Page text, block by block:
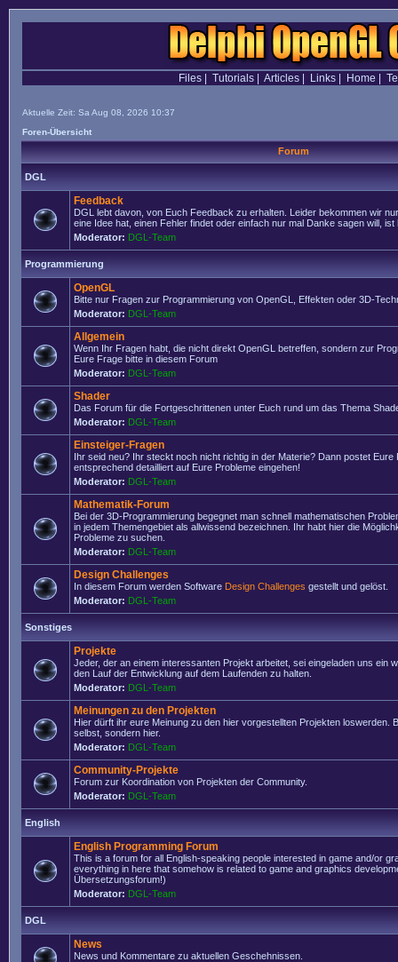
Files| Tutorials| Articles| Links| Home
Aktuelle Zeit: Sa Aug 08, 2026 10:37
Foren-Übersicht
Forum
DGL
Feedback
DGL lebt davon, von Euch Feedback zu erhalten. Leider bekommen wir
eine Idee hat, einen Fehler findet oder einfach nur mal Danke sagen will, ist
Moderator: DGL-Team
Programmierung
OpenGL
Bitte nur Fragen zur Programmierung von OpenGL, Effekten oder 3D-
Moderator: DGL-Team
Allgemein
Wenn Ihr Fragen habt, die nicht direkt OpenGL betreffen, sondern zur
Eure Frage bitte in diesem Forum
Moderator: DGL-Team
Shader
Das Forum für die Fortgeschrittenen unter Euch rund um das Thema
Moderator: DGL-Team
Einsteiger-Fragen
Ihr seid neu? Ihr steckt noch nicht richtig in der Materie? Dann postet Eure
entsprechend detailliert auf Eure Probleme eingehen!
Moderator: DGL-Team
Mathematik-Forum
Bei der 3D-Programmierung begegnet man schnell mathematischen
in jedem Themengebiet als allwissend bezeichnen. Ihr habt hier die
Probleme zu suchen.
Moderator: DGL-Team
Design Challenges
In diesem Forum werden Software Design Challenges gestellt und gelöst.
Moderator: DGL-Team
Sonstiges
Projekte
Jeder, der an einem interessanten Projekt arbeitet, sei eingeladen uns ein
den Lauf der Entwicklung auf dem Laufenden zu halten.
Moderator: DGL-Team
Meinungen zu den Projekten
Hier dürft ihr eure Meinung zu den hier vorgestellten Projekten loswerden.
selbst, sondern hier.
Moderator: DGL-Team
Community-Projekte
Forum zur Koordination von Projekten der Community.
Moderator: DGL-Team
English
English Programming Forum
This is a forum for all English-speaking people interested in game and/or
everything in here that somehow is related to game and graphics
Übersetzungsforum!)
Moderator: DGL-Team
DGL
News
News und Kommentare zu aktuellen Geschehnissen.